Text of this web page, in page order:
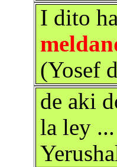
I dito
(Yosef
de aki
la ley